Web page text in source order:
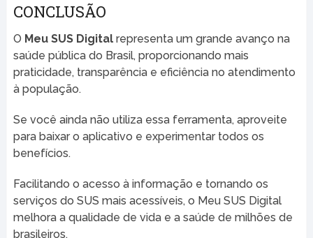
CONCLUSÃO
O Meu SUS Digitalrepresenta um grande avanço na
saúde pública do Brasil, proporcionando mais
praticidade, transparência e eficiência no atendimento
à população.
Se você ainda não utiliza essa ferramenta, aproveite
para baixar o aplicativo e experimentar todos os
benefícios.
Facilitando o acesso à informação e tornando os
serviços do SUS mais acessíveis, o Meu SUS Digital
melhora a qualidade de vida e a saúde de milhões de
brasileiros.